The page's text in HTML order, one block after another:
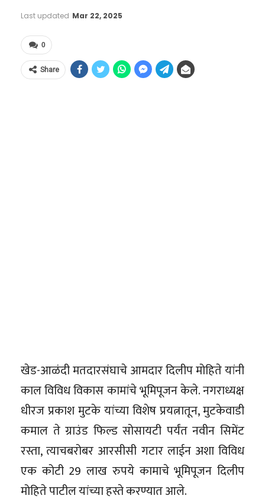
Last updated Mar 22, 2025
0
Share
खेड-आळंदी मतदारसंघाचे आमदार दिलीप मोहिते यांनी
काल विविध विकास कामांचे भूमिपूजन केले. नगराध्यक्ष
धीरज प्रकाश मुटके यांच्या विशेष प्रयत्नातून, मुटकेवाडी
कमाल ते ग्राउंड फिल्ड सोसायटी पर्यंत नवीन सिमेंट
रस्ता, त्याचबरोबर आरसीसी गटार लाईन अशा विविध
एक कोटी 29 लाख रुपये कामाचे भूमिपूजन दिलीप
मोहिते पाटील यांच्या हस्ते करण्यात आले.